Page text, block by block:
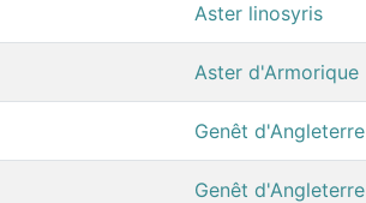
Aster linosyris
Aster d'Armorique
Genêt d'Angleterre
Genêt d'Angleterre